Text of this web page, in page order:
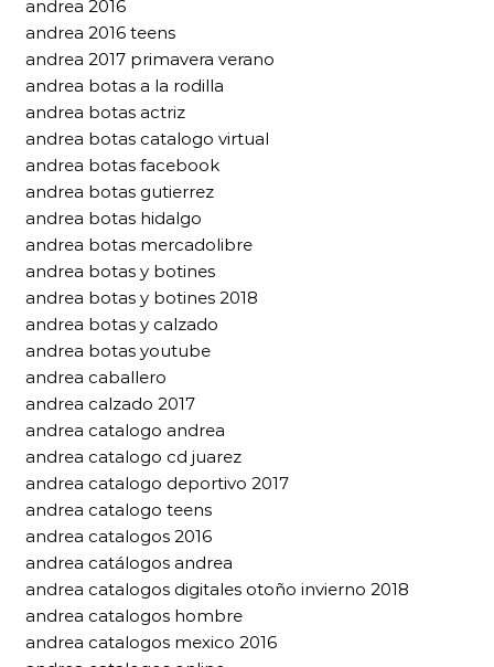
andrea 2016
andrea 2016 teens
andrea 2017 primavera verano
andrea botas a la rodilla
andrea botas actriz
andrea botas catalogo virtual
andrea botas facebook
andrea botas gutierrez
andrea botas hidalgo
andrea botas mercadolibre
andrea botas y botines
andrea botas y botines 2018
andrea botas y calzado
andrea botas youtube
andrea caballero
andrea calzado 2017
andrea catalogo andrea
andrea catalogo cd juarez
andrea catalogo deportivo 2017
andrea catalogo teens
andrea catalogos 2016
andrea catálogos andrea
andrea catalogos digitales otoño invierno 2018
andrea catalogos hombre
andrea catalogos mexico 2016